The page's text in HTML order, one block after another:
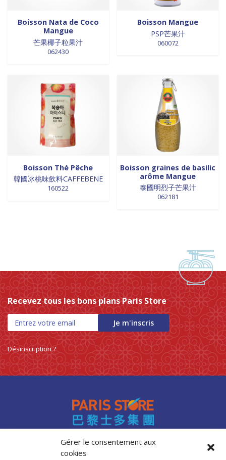
Gérer le consentement aux
cookies
Boisson Nata de Coco
Mangue
芒果椰子粒果汁
062430
Boisson Mangue
PSP芒果汁
060072
Boisson Thé Pêche
韓國冰桃味飲料CAFFEBENE
160522
Boisson graines de basilic
arôme Mangue
泰國明烈子芒果汁
062181
Recevez tous les bons plans Paris Store
Je m'inscris
Désinscription ?
Accès professionnels